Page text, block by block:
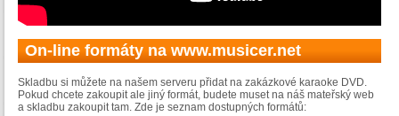
On-line formáty na www.musicer.net
Skladbu si můžete na našem serveru přidat na zakázkové karaoke DVD.
Pokud chcete zakoupit ale jiný formát, budete muset na náš mateřský web
a skladbu zakoupit tam. Zde je seznam dostupných formátů: